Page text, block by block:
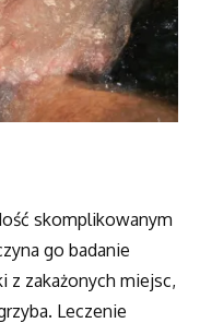
skomplikowanym
go badanie
z zakażonych miejsc,
Leczenie